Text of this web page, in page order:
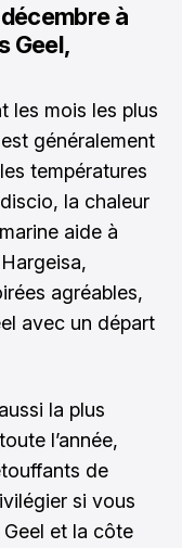
à
Geel,
les mois les plus
généralement
températures
la chaleur
aide à
agréables,
avec un départ
la plus
l’année,
de
si vous
et la côte